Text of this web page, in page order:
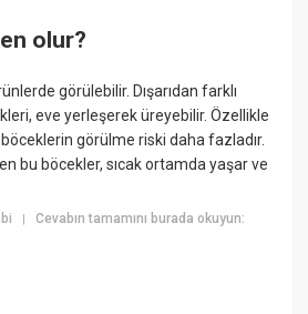
olur?
görülebilir. Dışarıdan farklı
eve yerleşerek üreyebilir. Özellikle
görülme riski daha fazladır.
bu böcekler, sıcak ortamda yaşar ve
|Cevabın tamamını burada okuyun: